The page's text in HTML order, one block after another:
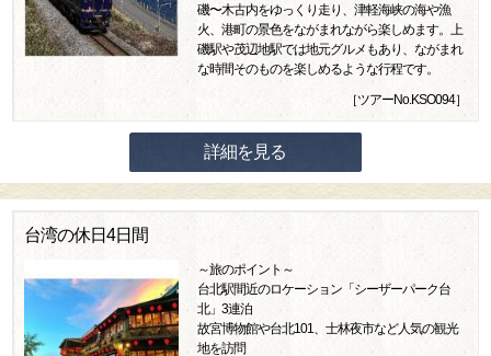
磯〜木古内をゆっくり走り、津軽海峡の海や漁
火、港町の景色をながまれながら楽しめます。上
磯駅や茂辺地駅では地元グルメもあり、ながまれ
な時間そのものを楽しめるような行程です。
［ツアーNo.KSO094］
詳細を見る
台湾の休日4日間
～旅のポイント～
台北駅間近のロケーション「シーザーパーク台
北」3連泊
故宮博物館や台北101、士林夜市など人気の観光
地を訪問